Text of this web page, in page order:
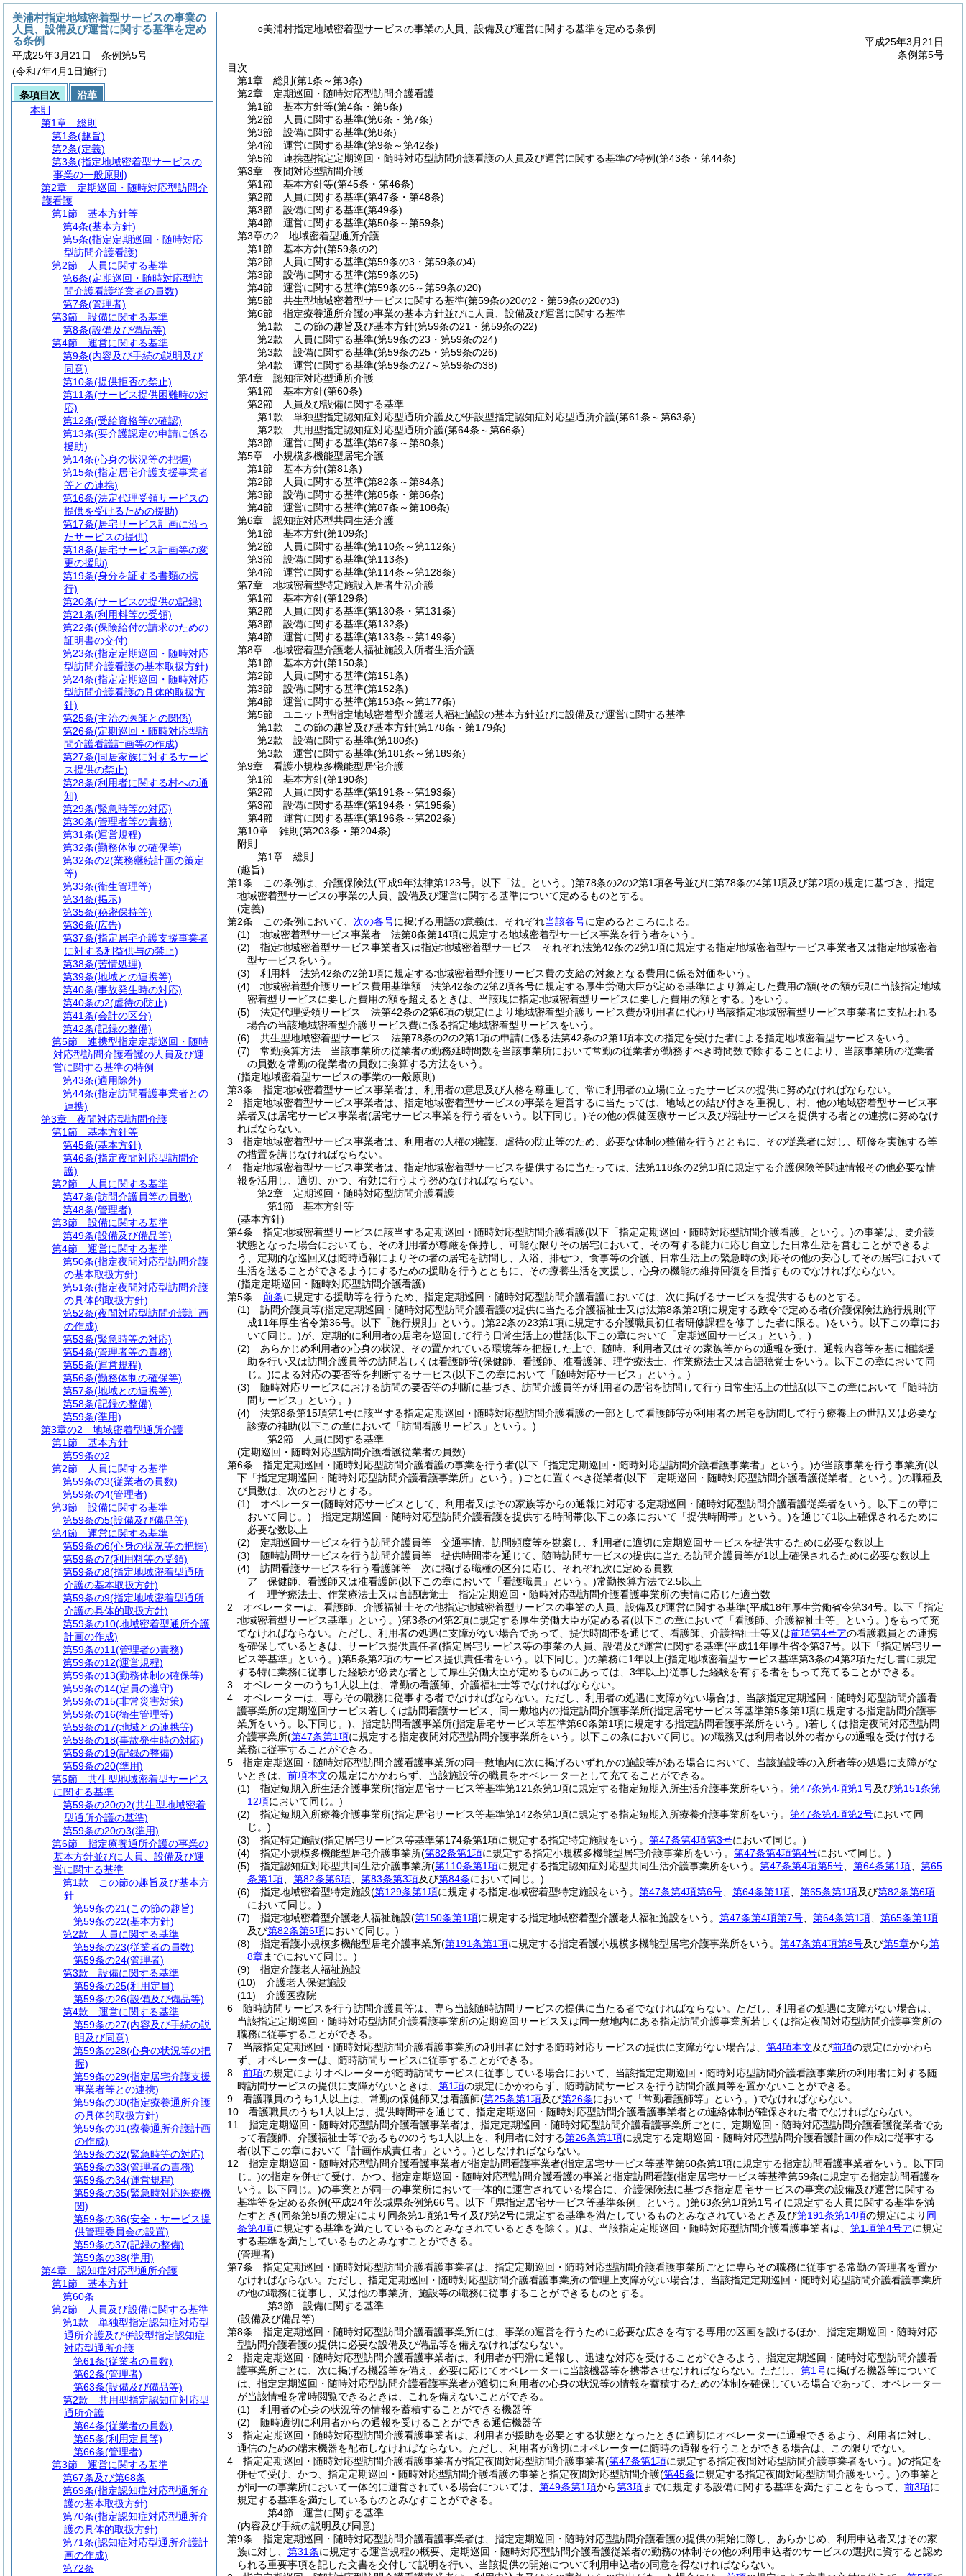
○美浦村指定地域密着型サービスの事業の人員、設備及び運営に関する基準を定める条例
平成25年3月21日
条例第5号
目次
第1章
総則 (第1条～第3条)
第2章
定期巡回・随時対応型訪問介護看護
第1節
基本方針等(第4条・第5条)
第2節
人員に関する基準(第6条・第7条)
第3節
設備に関する基準(第8条)
第4節
運営に関する基準(第9条～第42条)
第5節
連携型指定定期巡回・随時対応型訪問介護看護の人員及び運営に関する基準の特例(第43条・第44条)
第3章
夜間対応型訪問介護
第1節
基本方針等(第45条・第46条)
第2節
人員に関する基準(第47条・第48条)
第3節
設備に関する基準(第49条)
第4節
運営に関する基準(第50条～第59条)
第3章の2
地域密着型通所介護
第1節
基本方針(第59条の2)
第2節
人員に関する基準(第59条の3・第59条の4)
第3節
設備に関する基準(第59条の5)
第4節
運営に関する基準(第59条の6～第59条の20)
第5節
共生型地域密着型サービスに関する基準(第59条の20の2・第59条の20の3)
第6節
指定療養通所介護の事業の基本方針並びに人員、設備及び運営に関する基準
第1款
この節の趣旨及び基本方針(第59条の21・第59条の22)
第2款
人員に関する基準(第59条の23・第59条の24)
第3款
設備に関する基準(第59条の25・第59条の26)
第4款
運営に関する基準(第59条の27～第59条の38)
第4章
認知症対応型通所介護
第1節
基本方針(第60条)
第2節
人員及び設備に関する基準
第1款
単独型指定認知症対応型通所介護及び併設型指定認知症対応型通所介護(第61条～第63条)
第2款
共用型指定認知症対応型通所介護(第64条～第66条)
第3節
運営に関する基準(第67条～第80条)
第5章
小規模多機能型居宅介護
第1節
基本方針(第81条)
第2節
人員に関する基準(第82条～第84条)
第3節
設備に関する基準(第85条・第86条)
第4節
運営に関する基準(第87条～第108条)
第6章
認知症対応型共同生活介護
第1節
基本方針(第109条)
第2節
人員に関する基準(第110条～第112条)
第3節
設備に関する基準(第113条)
第4節
運営に関する基準(第114条～第128条)
第7章
地域密着型特定施設入居者生活介護
第1節
基本方針(第129条)
第2節
人員に関する基準(第130条・第131条)
第3節
設備に関する基準(第132条)
第4節
運営に関する基準(第133条～第149条)
第8章
地域密着型介護老人福祉施設入所者生活介護
第1節
基本方針(第150条)
第2節
人員に関する基準(第151条)
第3節
設備に関する基準(第152条)
第4節
運営に関する基準(第153条～第177条)
第5節
ユニット型指定地域密着型介護老人福祉施設の基本方針並びに設備及び運営に関する基準
第1款
この節の趣旨及び基本方針(第178条・第179条)
第2款
設備に関する基準(第180条)
第3款
運営に関する基準(第181条～第189条)
第9章
看護小規模多機能型居宅介護
第1節
基本方針(第190条)
第2節
人員に関する基準(第191条～第193条)
第3節
設備に関する基準(第194条・第195条)
第4節
運営に関する基準(第196条～第202条)
第10章
雑則 (第203条・第204条)
附則
第1章
総則
(趣旨)
第1条
この条例は、介護保険法(平成9年法律第123号。以下「法」という。)第78条の2の2第1項各号並びに第78条の4第1項及び第2項の規定に基づき、指定
地域密着型サービスの事業の人員、設備及び運営に関する基準について定めるものとする。
(定義)
第2条
この条例において、 次の各号に掲げる用語の意義は、それぞれ当該各号に定めるところによる。
(1)
地域密着型サービス事業者 法第8条第14項に規定する地域密着型サービス事業を行う者をいう。
(2)
指定地域密着型サービス事業者又は指定地域密着型サービス それぞれ法第42条の2第1項に規定する指定地域密着型サービス事業者又は指定地域密着
型サービスをいう。
(3)
利用料 法第42条の2第1項に規定する地域密着型介護サービス費の支給の対象となる費用に係る対価をいう。
(4)
地域密着型介護サービス費用基準額 法第42条の2第2項各号に規定する厚生労働大臣が定める基準により算定した費用の額(その額が現に当該指定地域
密着型サービスに要した費用の額を超えるときは、当該現に指定地域密着型サービスに要した費用の額とする。)をいう。
(5)
法定代理受領サービス 法第42条の2第6項の規定により地域密着型介護サービス費が利用者に代わり当該指定地域密着型サービス事業者に支払われる
場合の当該地域密着型介護サービス費に係る指定地域密着型サービスをいう。
(6)
共生型地域密着型サービス 法第78条の2の2第1項の申請に係る法第42条の2第1項本文の指定を受けた者による指定地域密着型サービスをいう。
(7)
常勤換算方法 当該事業所の従業者の勤務延時間数を当該事業所において常勤の従業者が勤務すべき時間数で除することにより、当該事業所の従業者
の員数を常勤の従業者の員数に換算する方法をいう。
(指定地域密着型サービスの事業の一般原則)
第3条
指定地域密着型サービス事業者は、利用者の意思及び人格を尊重して、常に利用者の立場に立ったサービスの提供に努めなければならない。
2
指定地域密着型サービス事業者は、指定地域密着型サービスの事業を運営するに当たっては、地域との結び付きを重視し、村、他の地域密着型サービス事
業者又は居宅サービス事業者(居宅サービス事業を行う者をいう。以下同じ。)その他の保健医療サービス及び福祉サービスを提供する者との連携に努めなけ
ればならない。
3
指定地域密着型サービス事業者は、利用者の人権の擁護、虐待の防止等のため、必要な体制の整備を行うとともに、その従業者に対し、研修を実施する等
の措置を講じなければならない。
4
指定地域密着型サービス事業者は、指定地域密着型サービスを提供するに当たっては、法第118条の2第1項に規定する介護保険等関連情報その他必要な情
報を活用し、適切、かつ、有効に行うよう努めなければならない。
第2章
定期巡回・随時対応型訪問介護看護
第1節
基本方針等
(基本方針)
第4条
指定地域密着型サービスに該当する定期巡回・随時対応型訪問介護看護(以下「指定定期巡回・随時対応型訪問介護看護」という。)の事業は、要介護
状態となった場合においても、その利用者が尊厳を保持し、可能な限りその居宅において、その有する能力に応じ自立した日常生活を営むことができるよ
う、定期的な巡回又は随時通報によりその者の居宅を訪問し、入浴、排せつ、食事等の介護、日常生活上の緊急時の対応その他の安心してその居宅において
生活を送ることができるようにするための援助を行うとともに、その療養生活を支援し、心身の機能の維持回復を目指すものでなければならない。
(指定定期巡回・随時対応型訪問介護看護)
第5条
前条に規定する援助等を行うため、指定定期巡回・随時対応型訪問介護看護においては、次に掲げるサービスを提供するものとする。
(1)
訪問介護員等(指定定期巡回・随時対応型訪問介護看護の提供に当たる介護福祉士又は法第8条第2項に規定する政令で定める者(介護保険法施行規則 (平
成11年厚生省令第36号。以下「施行規則」という。)第22条の23第1項に規定する介護職員初任者研修課程を修了した者に限る。)をいう。以下この章にお
いて同じ。)が、定期的に利用者の居宅を巡回して行う日常生活上の世話(以下この章において「定期巡回サービス」という。)
(2)
あらかじめ利用者の心身の状況、その置かれている環境等を把握した上で、随時、利用者又はその家族等からの通報を受け、通報内容等を基に相談援
助を行い又は訪問介護員等の訪問若しくは看護師等(保健師、看護師、准看護師、理学療法士、作業療法士又は言語聴覚士をいう。以下この章において同
じ。)による対応の要否等を判断するサービス(以下この章において「随時対応サービス」という。)
(3)
随時対応サービスにおける訪問の要否等の判断に基づき、訪問介護員等が利用者の居宅を訪問して行う日常生活上の世話(以下この章において「随時訪
問サービス」という。)
(4)
法第8条第15項第1号に該当する指定定期巡回・随時対応型訪問介護看護の一部として看護師等が利用者の居宅を訪問して行う療養上の世話又は必要な
診療の補助(以下この章において「訪問看護サービス」という。)
第2節
人員に関する基準
(定期巡回・随時対応型訪問介護看護従業者の員数)
第6条
指定定期巡回・随時対応型訪問介護看護の事業を行う者(以下「指定定期巡回・随時対応型訪問介護看護事業者」という。)が当該事業を行う事業所(以
下「指定定期巡回・随時対応型訪問介護看護事業所」という。)ごとに置くべき従業者(以下「定期巡回・随時対応型訪問介護看護従業者」という。)の職種及
び員数は、次のとおりとする。
(1)
オペレーター(随時対応サービスとして、利用者又はその家族等からの通報に対応する定期巡回・随時対応型訪問介護看護従業者をいう。以下この章に
おいて同じ。) 指定定期巡回・随時対応型訪問介護看護を提供する時間帯(以下この条において「提供時間帯」という。)を通じて1以上確保されるために
必要な数以上
(2)
定期巡回サービスを行う訪問介護員等 交通事情、訪問頻度等を勘案し、利用者に適切に定期巡回サービスを提供するために必要な数以上
(3)
随時訪問サービスを行う訪問介護員等 提供時間帯を通じて、随時訪問サービスの提供に当たる訪問介護員等が1以上確保されるために必要な数以上
(4)
訪問看護サービスを行う看護師等 次に掲げる職種の区分に応じ、それぞれ次に定める員数
ア
保健師、看護師又は准看護師(以下この章において「看護職員」という。)常勤換算方法で2.5以上
イ
理学療法士、作業療法士又は言語聴覚士 指定定期巡回・随時対応型訪問介護看護事業所の実情に応じた適当数
2
オペレーターは、看護師、介護福祉士その他指定地域密着型サービスの事業の人員、設備及び運営に関する基準(平成18年厚生労働省令第34号。以下「指定
地域密着型サービス基準」という。)第3条の4第2項に規定する厚生労働大臣が定める者(以下この章において「看護師、介護福祉士等」という。)をもって充
てなければならない。 ただし、利用者の処遇に支障がない場合であって、提供時間帯を通じて、看護師、介護福祉士等又は前項第4号アの看護職員との連携
を確保しているときは、サービス提供責任者(指定居宅サービス等の事業の人員、設備及び運営に関する基準(平成11年厚生省令第37号。以下「指定居宅サー
ビス等基準」という。)第5条第2項のサービス提供責任者をいう。以下同じ。)の業務に1年以上(指定地域密着型サービス基準第3条の4第2項ただし書に規定
する特に業務に従事した経験が必要な者として厚生労働大臣が定めるものにあっては、3年以上)従事した経験を有する者をもって充てることができる。
3
オペレーターのうち1人以上は、常勤の看護師、介護福祉士等でなければならない。
4
オペレーターは、専らその職務に従事する者でなければならない。 ただし、利用者の処遇に支障がない場合は、当該指定定期巡回・随時対応型訪問介護看
護事業所の定期巡回サービス若しくは訪問看護サービス、同一敷地内の指定訪問介護事業所(指定居宅サービス等基準第5条第1項に規定する指定訪問介護事
業所をいう。以下同じ。) 、指定訪問看護事業所(指定居宅サービス等基準第60条第1項に規定する指定訪問看護事業所をいう。)若しくは指定夜間対応型訪問
介護事業所(第47条第1項に規定する指定夜間対応型訪問介護事業所をいう。以下この条において同じ。)の職務又は利用者以外の者からの通報を受け付ける
業務に従事することができる。
5
指定定期巡回・随時対応型訪問介護看護事業所の同一敷地内に次に掲げるいずれかの施設等がある場合において、当該施設等の入所者等の処遇に支障がな
いときは、 前項本文の規定にかかわらず、当該施設等の職員をオペレーターとして充てることができる。
(1)
指定短期入所生活介護事業所(指定居宅サービス等基準第121条第1項に規定する指定短期入所生活介護事業所をいう。 第47条第4項第1号及び第151条第
12項において同じ。)
(2)
指定短期入所療養介護事業所(指定居宅サービス等基準第142条第1項に規定する指定短期入所療養介護事業所をいう。 第47条第4項第2号において同
じ。)
(3)
指定特定施設(指定居宅サービス等基準第174条第1項に規定する指定特定施設をいう。 第47条第4項第3号において同じ。)
(4)
指定小規模多機能型居宅介護事業所(第82条第1項に規定する指定小規模多機能型居宅介護事業所をいう。 第47条第4項第4号において同じ。)
(5)
指定認知症対応型共同生活介護事業所(第110条第1項に規定する指定認知症対応型共同生活介護事業所をいう。 第47条第4項第5号 第64条第1項
第65
条第1項
第82条第6項 第83条第3項及び第84条において同じ。)
(6)
指定地域密着型特定施設(第129条第1項に規定する指定地域密着型特定施設をいう。 第47条第4項第6号 第64条第1項 第65条第1項及び第82条第6項
において同じ。)
(7)
指定地域密着型介護老人福祉施設(第150条第1項に規定する指定地域密着型介護老人福祉施設をいう。 第47条第4項第7号 第64条第1項
第65条第1項
及び第82条第6項において同じ。)
(8)
指定看護小規模多機能型居宅介護事業所(第191条第1項に規定する指定看護小規模多機能型居宅介護事業所をいう。 第47条第4項第8号及び第5章から第
8章までにおいて同じ。)
(9)
指定介護老人福祉施設
(10)
介護老人保健施設
(11)
介護医療院
6
随時訪問サービスを行う訪問介護員等は、専ら当該随時訪問サービスの提供に当たる者でなければならない。 ただし、利用者の処遇に支障がない場合は、
当該指定定期巡回・随時対応型訪問介護看護事業所の定期巡回サービス又は同一敷地内にある指定訪問介護事業所若しくは指定夜間対応型訪問介護事業所の
職務に従事することができる。
7
当該指定定期巡回・随時対応型訪問介護看護事業所の利用者に対する随時対応サービスの提供に支障がない場合は、 第4項本文及び前項の規定にかかわら
ず、オペレーターは、随時訪問サービスに従事することができる。
8
前項の規定によりオペレーターが随時訪問サービスに従事している場合において、当該指定定期巡回・随時対応型訪問介護看護事業所の利用者に対する随
時訪問サービスの提供に支障がないときは、 第1項の規定にかかわらず、随時訪問サービスを行う訪問介護員等を置かないことができる。
9
看護職員のうち1人以上は、常勤の保健師又は看護師(第25条第1項及び第26条において「常勤看護師等」という。)でなければならない。
10
看護職員のうち1人以上は、提供時間帯を通じて、指定定期巡回・随時対応型訪問介護看護事業者との連絡体制が確保された者でなければならない。
11
指定定期巡回・随時対応型訪問介護看護事業者は、指定定期巡回・随時対応型訪問介護看護事業所ごとに、定期巡回・随時対応型訪問介護看護従業者であ
って看護師、介護福祉士等であるもののうち1人以上を、利用者に対する第26条第1項に規定する定期巡回・随時対応型訪問介護看護計画の作成に従事する
者(以下この章において「計画作成責任者」という。)としなければならない。
12
指定定期巡回・随時対応型訪問介護看護事業者が指定訪問看護事業者(指定居宅サービス等基準第60条第1項に規定する指定訪問看護事業者をいう。以下同
じ。)の指定を併せて受け、かつ、指定定期巡回・随時対応型訪問介護看護の事業と指定訪問看護(指定居宅サービス等基準第59条に規定する指定訪問看護を
いう。以下同じ。)の事業とが同一の事業所において一体的に運営されている場合に、介護保険法に基づき指定居宅サービスの事業の設備及び運営に関する
基準等を定める条例(平成24年茨城県条例第66号。以下「県指定居宅サービス等基準条例」という。)第63条第1項第1号イに規定する人員に関する基準を満
たすとき(同条第5項の規定により同条第1項第1号イ及び第2号に規定する基準を満たしているものとみなされているとき及び第191条第14項の規定により 同
条第4項に規定する基準を満たしているものとみなされているときを除く。)は、当該指定定期巡回・随時対応型訪問介護看護事業者は、 第1項第4号アに規定
する基準を満たしているものとみなすことができる。
(管理者)
第7条
指定定期巡回・随時対応型訪問介護看護事業者は、指定定期巡回・随時対応型訪問介護看護事業所ごとに専らその職務に従事する常勤の管理者を置か
なければならない。 ただし、指定定期巡回・随時対応型訪問介護看護事業所の管理上支障がない場合は、当該指定定期巡回・随時対応型訪問介護看護事業所
の他の職務に従事し、又は他の事業所、施設等の職務に従事することができるものとする。
第3節
設備に関する基準
(設備及び備品等)
第8条
指定定期巡回・随時対応型訪問介護看護事業所には、事業の運営を行うために必要な広さを有する専用の区画を設けるほか、指定定期巡回・随時対応
型訪問介護看護の提供に必要な設備及び備品等を備えなければならない。
2
指定定期巡回・随時対応型訪問介護看護事業者は、利用者が円滑に通報し、迅速な対応を受けることができるよう、指定定期巡回・随時対応型訪問介護看
護事業所ごとに、次に掲げる機器等を備え、必要に応じてオペレーターに当該機器等を携帯させなければならない。 ただし、 第1号に掲げる機器等について
は、指定定期巡回・随時対応型訪問介護看護事業者が適切に利用者の心身の状況等の情報を蓄積するための体制を確保している場合であって、オペレーター
が当該情報を常時閲覧できるときは、これを備えないことができる。
(1)
利用者の心身の状況等の情報を蓄積することができる機器等
(2)
随時適切に利用者からの通報を受けることができる通信機器等
3
指定定期巡回・随時対応型訪問介護看護事業者は、利用者が援助を必要とする状態となったときに適切にオペレーターに通報できるよう、利用者に対し、
通信のための端末機器を配布しなければならない。 ただし、利用者が適切にオペレーターに随時の通報を行うことができる場合は、この限りでない。
4
指定定期巡回・随時対応型訪問介護看護事業者が指定夜間対応型訪問介護事業者(第47条第1項に規定する指定夜間対応型訪問介護事業者をいう。)の指定を
併せて受け、かつ、指定定期巡回・随時対応型訪問介護看護の事業と指定夜間対応型訪問介護(第45条に規定する指定夜間対応型訪問介護をいう。)の事業と
が同一の事業所において一体的に運営されている場合については、 第49条第1項から第3項までに規定する設備に関する基準を満たすことをもって、 前3項に
規定する基準を満たしているものとみなすことができる。
第4節
運営に関する基準
(内容及び手続の説明及び同意)
第9条
指定定期巡回・随時対応型訪問介護看護事業者は、指定定期巡回・随時対応型訪問介護看護の提供の開始に際し、あらかじめ、利用申込者又はその家
族に対し、 第31条に規定する運営規程の概要、定期巡回・随時対応型訪問介護看護従業者の勤務の体制その他の利用申込者のサービスの選択に資すると認め
られる重要事項を記した文書を交付して説明を行い、当該提供の開始について利用申込者の同意を得なければならない。
美浦村指定地域密着型サービスの事業の
人員、設備及び運営に関する基準を定め
る条例
平成25年3月21日 条例第5号
(令和7年4月1日施行)
条項目次
沿革
本則
第1章
総則
第1条(趣旨)
第2条(定義)
第3条(指定地域密着型サービスの
事業の一般原則)
第2章
定期巡回・随時対応型訪問介
護看護
第1節
基本方針等
第4条(基本方針)
第5条(指定定期巡回・随時対応
型訪問介護看護)
第2節
人員に関する基準
第6条(定期巡回・随時対応型訪
問介護看護従業者の員数)
第7条(管理者)
第3節
設備に関する基準
第8条(設備及び備品等)
第4節
運営に関する基準
第9条(内容及び手続の説明及び
同意)
第10条(提供拒否の禁止)
第11条(サービス提供困難時の対
応)
第12条(受給資格等の確認)
第13条(要介護認定の申請に係る
援助)
第14条(心身の状況等の把握)
第15条(指定居宅介護支援事業者
等との連携)
第16条(法定代理受領サービスの
提供を受けるための援助)
第17条(居宅サービス計画に沿っ
たサービスの提供)
第18条(居宅サービス計画等の変
更の援助)
第19条(身分を証する書類の携
行)
第20条(サービスの提供の記録)
第21条(利用料等の受領)
第22条(保険給付の請求のための
証明書の交付)
第23条(指定定期巡回・随時対応
型訪問介護看護の基本取扱方針)
第24条(指定定期巡回・随時対応
型訪問介護看護の具体的取扱方
針)
第25条(主治の医師との関係)
第26条(定期巡回・随時対応型訪
問介護看護計画等の作成)
第27条(同居家族に対するサービ
ス提供の禁止)
第28条(利用者に関する村への通
知)
第29条(緊急時等の対応)
第30条(管理者等の責務)
第31条(運営規程)
第32条(勤務体制の確保等)
第32条の2(業務継続計画の策定
等)
第33条(衛生管理等)
第34条(掲示)
第35条(秘密保持等)
第36条(広告)
第37条(指定居宅介護支援事業者
に対する利益供与の禁止)
第38条(苦情処理)
第39条(地域との連携等)
第40条(事故発生時の対応)
第40条の2(虐待の防止)
第41条(会計の区分)
第42条(記録の整備)
第5節
連携型指定定期巡回・随時
対応型訪問介護看護の人員及び運
営に関する基準の特例
第43条(適用除外)
第44条(指定訪問看護事業者との
連携)
第3章
夜間対応型訪問介護
第1節
基本方針等
第45条(基本方針)
第46条(指定夜間対応型訪問介
護)
第2節
人員に関する基準
第47条(訪問介護員等の員数)
第48条(管理者)
第3節
設備に関する基準
第49条(設備及び備品等)
第4節
運営に関する基準
第50条(指定夜間対応型訪問介護
の基本取扱方針)
第51条(指定夜間対応型訪問介護
の具体的取扱方針)
第52条(夜間対応型訪問介護計画
の作成)
第53条(緊急時等の対応)
第54条(管理者等の責務)
第55条(運営規程)
第56条(勤務体制の確保等)
第57条(地域との連携等)
第58条(記録の整備)
第59条(準用)
第3章の2
地域密着型通所介護
第1節
基本方針
第59条の2
第2節
人員に関する基準
第59条の3(従業者の員数)
第59条の4(管理者)
第3節
設備に関する基準
第59条の5(設備及び備品等)
第4節
運営に関する基準
第59条の6(心身の状況等の把握)
第59条の7(利用料等の受領)
第59条の8(指定地域密着型通所
介護の基本取扱方針)
第59条の9(指定地域密着型通所
介護の具体的取扱方針)
第59条の10(地域密着型通所介護
計画の作成)
第59条の11(管理者の責務)
第59条の12(運営規程)
第59条の13(勤務体制の確保等)
第59条の14(定員の遵守)
第59条の15(非常災害対策)
第59条の16(衛生管理等)
第59条の17(地域との連携等)
第59条の18(事故発生時の対応)
第59条の19(記録の整備)
第59条の20(準用)
第5節
共生型地域密着型サービス
に関する基準
第59条の20の2(共生型地域密着
型通所介護の基準)
第59条の20の3(準用)
第6節
指定療養通所介護の事業の
基本方針並びに人員、設備及び運
営に関する基準
第1款
この節の趣旨及び基本方
針
第59条の21(この節の趣旨)
第59条の22(基本方針)
第2款
人員に関する基準
第59条の23(従業者の員数)
第59条の24(管理者)
第3款
設備に関する基準
第59条の25(利用定員)
第59条の26(設備及び備品等)
第4款
運営に関する基準
第59条の27(内容及び手続の説
明及び同意)
第59条の28(心身の状況等の把
握)
第59条の29(指定居宅介護支援
事業者等との連携)
第59条の30(指定療養通所介護
の具体的取扱方針)
第59条の31(療養通所介護計画
の作成)
第59条の32(緊急時等の対応)
第59条の33(管理者の責務)
第59条の34(運営規程)
第59条の35(緊急時対応医療機
関)
第59条の36(安全・サービス提
供管理委員会の設置)
第59条の37(記録の整備)
第59条の38(準用)
第4章
認知症対応型通所介護
第1節
基本方針
第60条
第2節
人員及び設備に関する基準
第1款
単独型指定認知症対応型
通所介護及び併設型指定認知症
対応型通所介護
第61条(従業者の員数)
第62条(管理者)
第63条(設備及び備品等)
第2款
共用型指定認知症対応型
通所介護
第64条(従業者の員数)
第65条(利用定員等)
第66条(管理者)
第3節
運営に関する基準
第67条及び第68条
第69条(指定認知症対応型通所介
護の基本取扱方針)
第70条(指定認知症対応型通所介
護の具体的取扱方針)
第71条(認知症対応型通所介護計
画の作成)
第72条